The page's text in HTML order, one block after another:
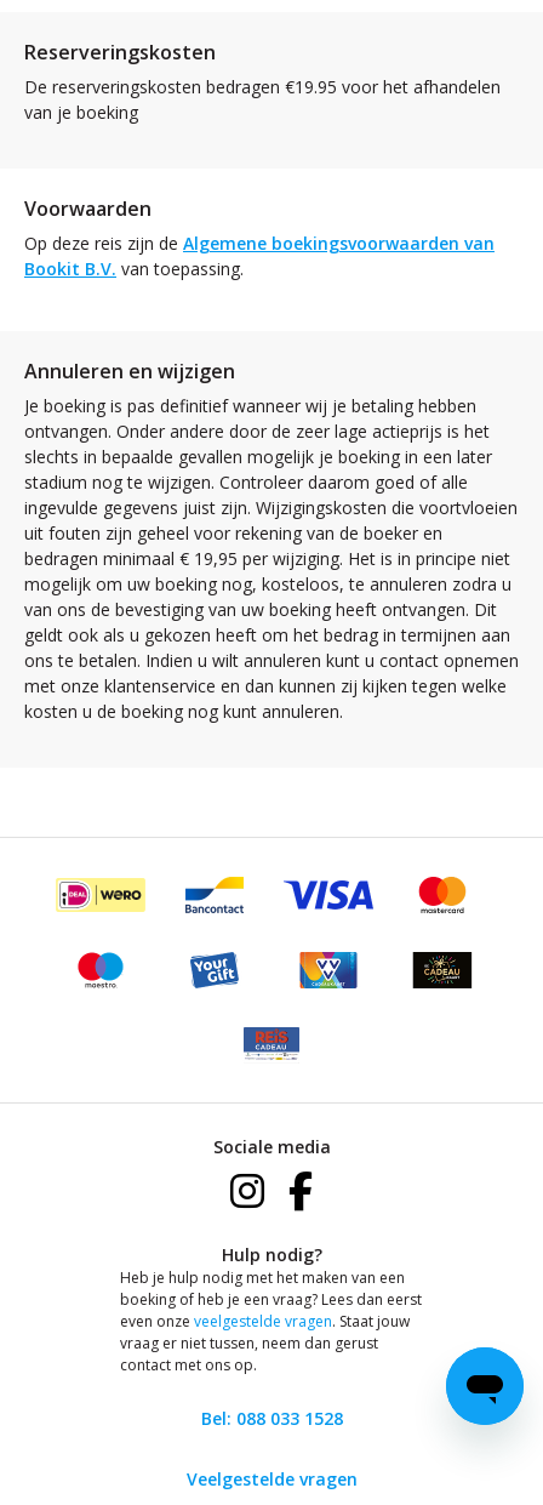
Reserveringskosten
De reserveringskosten bedragen €19.95 voor het afhandelen
van je boeking
Voorwaarden
Op deze reis zijn de Algemene boekingsvoorwaarden van
Bookit B.V. van toepassing.
Annuleren en wijzigen
Je boeking is pas definitief wanneer wij je betaling hebben
ontvangen. Onder andere door de zeer lage actieprijs is het
slechts in bepaalde gevallen mogelijk je boeking in een later
stadium nog te wijzigen. Controleer daarom goed of alle
ingevulde gegevens juist zijn. Wijzigingskosten die voortvloeien
uit fouten zijn geheel voor rekening van de boeker en
bedragen minimaal € 19,95 per wijziging. Het is in principe niet
mogelijk om uw boeking nog, kosteloos, te annuleren zodra u
van ons de bevestiging van uw boeking heeft ontvangen. Dit
geldt ook als u gekozen heeft om het bedrag in termijnen aan
ons te betalen. Indien u wilt annuleren kunt u contact opnemen
met onze klantenservice en dan kunnen zij kijken tegen welke
kosten u de boeking nog kunt annuleren.
Sociale media
Hulp nodig?
Heb je hulp nodig met het maken van een
boeking of heb je een vraag? Lees dan eerst
even onze veelgestelde vragen. Staat jouw
vraag er niet tussen, neem dan gerust
contact met ons op.
Bel: 088 033 1528
Veelgestelde vragen